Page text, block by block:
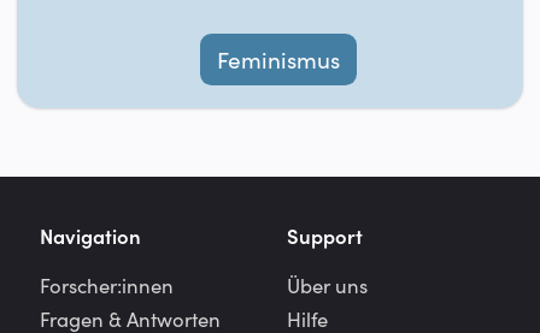
Feminismus
Navigation
Forscher:innen
Fragen & Antworten
Support
Über uns
Hilfe